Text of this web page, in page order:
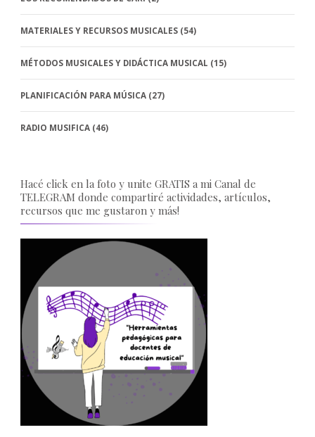
MATERIALES Y RECURSOS MUSICALES (54)
MÉTODOS MUSICALES Y DIDÁCTICA MUSICAL (15)
PLANIFICACIÓN PARA MÚSICA (27)
RADIO MUSIFICA (46)
Hacé click en la foto y unite GRATIS a mi Canal de
TELEGRAM donde compartiré actividades, artículos,
recursos que me gustaron y más!